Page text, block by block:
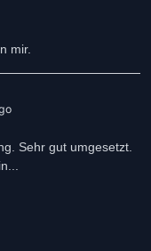
mir.
Sehr gut umgesetzt.